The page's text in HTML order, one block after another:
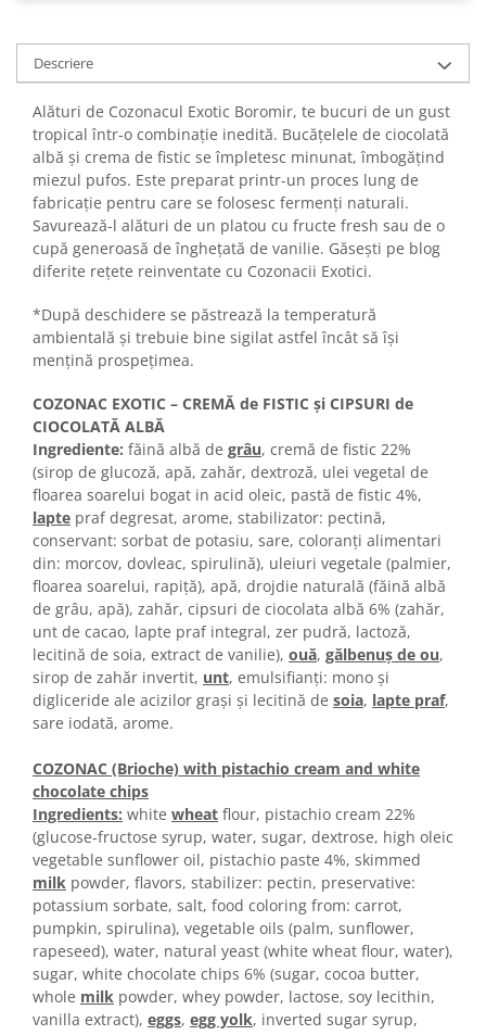
Turta dulce
Turta dulce cu nuci
Turta dulce de Sibiu
Turta dulce cu miere
Croissant
Croissant Duofino
Croissant cu maia
Cornulete
Boromele
Cornulete fragede
Pasca
Pasca Fresh
Cereale
Paine
Paine ambalata
Chifle
Colaci festivi
Snack-uri sărate
Covrigi cu ulei de masline
Covrigi de Buzau
Grisine
Crochete
Produse de gătit
Faina
Arpacas si pesmet
Malai
Produse congelate
Panificatie congelata
Patiserie congelata
Pizza congelata
Baton Cookie congelat
Cheesecake congelat
Descriere
Alături de Cozonacul Exotic Boromir, te bucuri de un gust
tropical într-o combinație inedită. Bucățelele de ciocolată
albă și crema de fistic se împletesc minunat, îmbogățind
miezul pufos. Este preparat printr-un proces lung de
fabricație pentru care se folosesc fermenți naturali.
Savurează-l alături de un platou cu fructe fresh sau de o
cupă generoasă de înghețată de vanilie. Găsești pe blog
diferite rețete reinventate cu Cozonacii Exotici.
*După deschidere se păstrează la temperatură
ambientală și trebuie bine sigilat astfel încât să își
mențină prospețimea.
COZONAC EXOTIC – CREMĂ de FISTIC și CIPSURI de
CIOCOLATĂ ALBĂ
Ingrediente: făină albă de grâu, cremă de fistic 22%
(sirop de glucoză, apă, zahăr, dextroză, ulei vegetal de
floarea soarelui bogat in acid oleic, pastă de fistic 4%,
lapte praf degresat, arome, stabilizator: pectină,
conservant: sorbat de potasiu, sare, coloranți alimentari
din: morcov, dovleac, spirulină), uleiuri vegetale (palmier,
floarea soarelui, rapiță), apă, drojdie naturală (făină albă
de grâu, apă), zahăr, cipsuri de ciocolata albă 6% (zahăr,
unt de cacao, lapte praf integral, zer pudră, lactoză,
lecitină de soia, extract de vanilie), ouă, gălbenuș de ou,
sirop de zahăr invertit, unt, emulsifianți: mono și
digliceride ale acizilor grași și lecitină de soia, lapte praf,
sare iodată, arome.
COZONAC (Brioche) with pistachio cream and white
chocolate chips
Ingredients: white wheat flour, pistachio cream 22%
(glucose-fructose syrup, water, sugar, dextrose, high oleic
vegetable sunflower oil, pistachio paste 4%, skimmed
milk powder, flavors, stabilizer: pectin, preservative:
potassium sorbate, salt, food coloring from: carrot,
pumpkin, spirulina), vegetable oils (palm, sunflower,
rapeseed), water, natural yeast (white wheat flour, water),
sugar, white chocolate chips 6% (sugar, cocoa butter,
whole milk powder, whey powder, lactose, soy lecithin,
vanilla extract), eggs, egg yolk, inverted sugar syrup,